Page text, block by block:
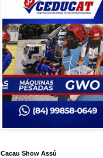
Cacau Show Assú